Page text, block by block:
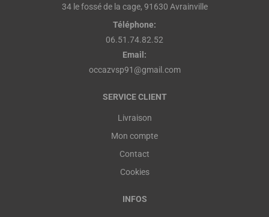
34 le fossé de la cage, 91630 Avrainville
Téléphone:
06.51.74.82.52
Email:
occazvsp91@gmail.com
SERVICE CLIENT
Livraison
Mon compte
Contact
Cookies
INFOS